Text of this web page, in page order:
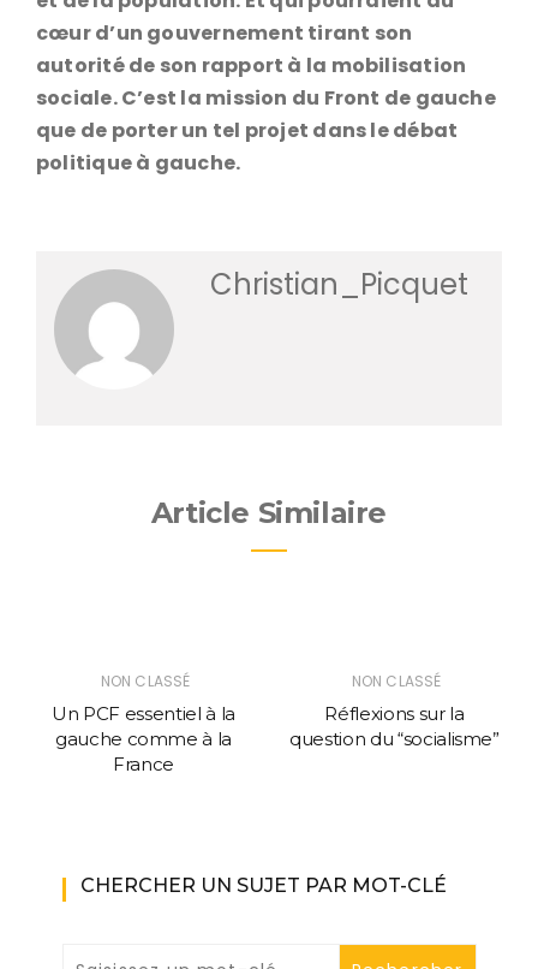
cœur d’un gouvernement tirant son
autorité de son rapport à la mobilisation
sociale. C’est la mission du Front de gauche
que de porter un tel projet dans le débat
politique à gauche.
Christian_Picquet
Article Similaire
NON CLASSÉ
Un PCF essentiel à la
gauche comme à la
France
NON CLASSÉ
Réflexions sur la
question du “socialisme”
CHERCHER UN SUJET PAR MOT-CLÉ